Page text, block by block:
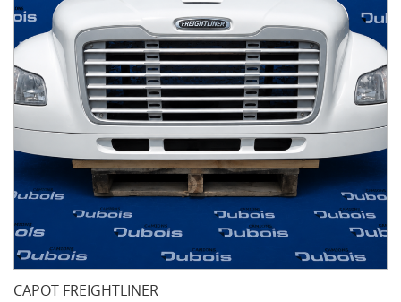
CAPOT FREIGHTLINER